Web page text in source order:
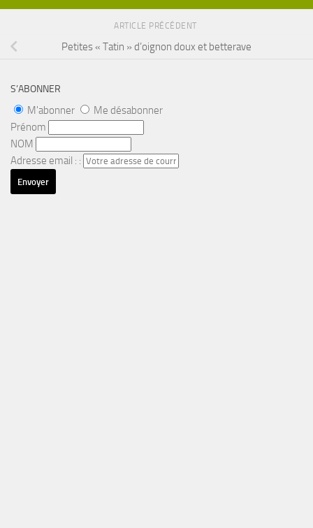
ARTICLE PRÉCÉDENT
Petites « Tatin » d’oignon doux et betterave
S’ABONNER
M'abonner
Me désabonner
Prénom
NOM
Adresse email : :